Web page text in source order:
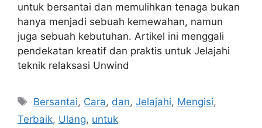
untuk bersantai dan memulihkan tenaga bukan
hanya menjadi sebuah kemewahan, namun
juga sebuah kebutuhan. Artikel ini menggali
pendekatan kreatif dan praktis untuk Jelajahi
teknik relaksasi Unwind
Tags
Bersantai, Cara, dan,Jelajahi, Mengisi,
Terbaik, Ulang, untuk